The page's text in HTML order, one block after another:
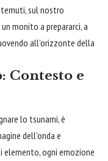
sul nostro
monito a prepararci, a
all'orizzonte della
Contesto e
lo tsunami, è
dell'onda e
elemento, ogni emozione